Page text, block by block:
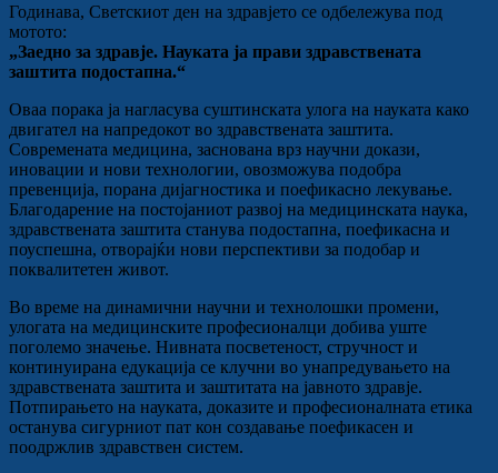
Годинава, Светскиот ден на здравјето се одбележува под
мотото:
„Заедно за здравје. Науката ја прави здравствената
заштита подостапна.“
Оваа порака ја нагласува суштинската улога на науката како
двигател на напредокот во здравствената заштита.
Современата медицина, заснована врз научни докази,
иновации и нови технологии, овозможува подобра
превенција, порана дијагностика и поефикасно лекување.
Благодарение на постојаниот развој на медицинската наука,
здравствената заштита станува подостапна, поефикасна и
поуспешна, отворајќи нови перспективи за подобар и
поквалитетен живот.
Во време на динамични научни и технолошки промени,
улогата на медицинските професионалци добива уште
поголемо значење. Нивната посветеност, стручност и
континуирана едукација се клучни во унапредувањето на
здравствената заштита и заштитата на јавното здравје.
Потпирањето на науката, доказите и професионалната етика
останува сигурниот пат кон создавање поефикасен и
поодржлив здравствен систем.